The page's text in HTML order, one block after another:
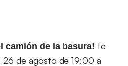
camión de la basura! te
26 de agosto de 19:00 a